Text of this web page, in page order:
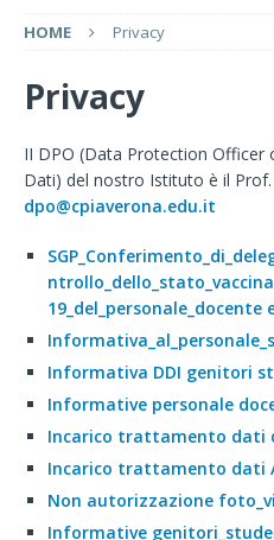
HOME Privacy
Privacy
II DPO (Data Protection Officer
Dati) del nostro Istituto è il Prof.
dpo@cpiaverona.edu.it
19_del_personale_docente
Informativa DDI genitori
Informative personale
Incarico trattamento dati
Incarico trattamento dati
Non autorizzazione
Informative